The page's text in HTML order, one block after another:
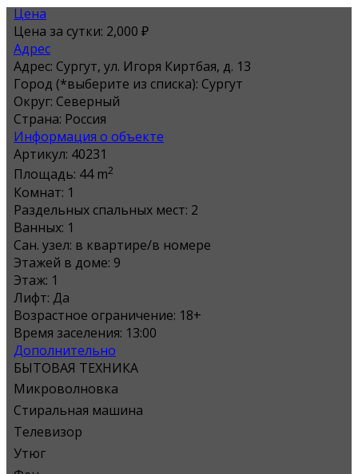
Цена
Цена за сутки: 2,000 ₽
Адрес
Адрес: Сургут, ул. Игоря Киртбая, д. 13
Город (*выберите из списка): Сургут
Округ: Северный
Страна: Россия
Информация о объекте
Артикул: 40231
Площадь: 44 m2
Комнат: 1
Раздельных спальных мест: 2
Ванных: 1
Сан. узел: в квартире/в номере
Этажей в доме: 9
Этаж: 1
Лифт: Да
Возрастное ограничение: 18+
Время заселения: 13:00
Дополнительно
БЫТОВАЯ ТЕХНИКА
Микроволновка
Стиральная машина
Телевизор
Утюг